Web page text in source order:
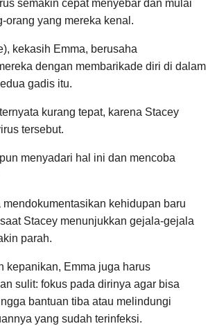
semakin cepat menyebar dan mulai
orang yang mereka kenal.
kekasih Emma, berusaha
dengan membarikade diri di dalam
gadis itu.
kurang tepat, karena Stacey
tersebut.
menyadari hal ini dan mencoba
mendokumentasikan kehidupan baru
Stacey menunjukkan gejala-gejala
parah.
kepanikan, Emma juga harus
sulit: fokus pada dirinya agar bisa
bantuan tiba atau melindungi
yang sudah terinfeksi.